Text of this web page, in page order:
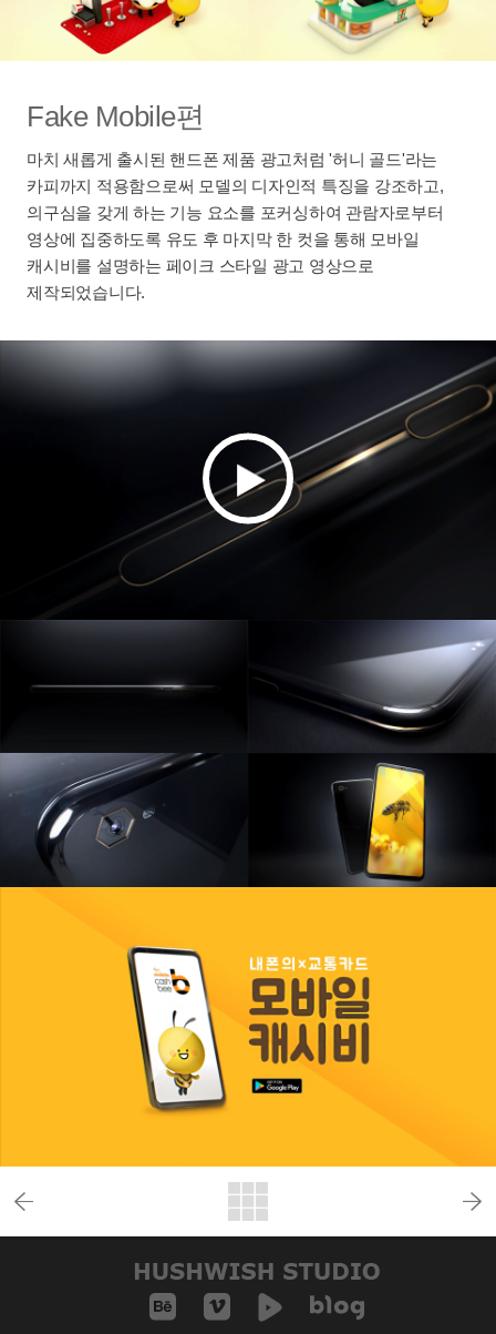
Fake Mobile편
마치 새롭게 출시된 핸드폰 제품 광고처럼 '허니 골드'라는
카피까지 적용함으로써 모델의 디자인적 특징을 강조하고,
의구심을 갖게 하는 기능 요소를 포커싱하여 관람자로부터
영상에 집중하도록 유도 후 마지막 한 컷을 통해 모바일
캐시비를 설명하는 페이크 스타일 광고 영상으로
제작되었습니다.